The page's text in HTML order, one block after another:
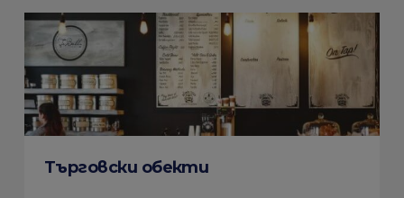
Търговски обекти